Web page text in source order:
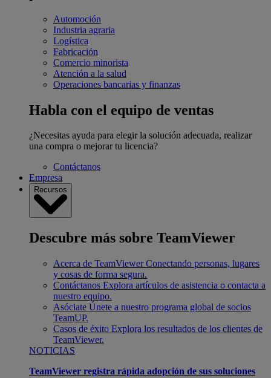
Automoción
Industria agraria
Logística
Fabricación
Comercio minorista
Atención a la salud
Operaciones bancarias y finanzas
Habla con el equipo de ventas
¿Necesitas ayuda para elegir la solución adecuada, realizar
una compra o mejorar tu licencia?
Contáctanos
Empresa
Recursos
Descubre más sobre TeamViewer
Acerca de TeamViewer Conectando personas, lugares
y cosas de forma segura.
Contáctanos Explora artículos de asistencia o contacta a
nuestro equipo.
Asóciate Únete a nuestro programa global de socios
TeamUP.
Casos de éxito Explora los resultados de los clientes de
TeamViewer.
NOTICIAS
TeamViewer registra rápida adopción de sus soluciones